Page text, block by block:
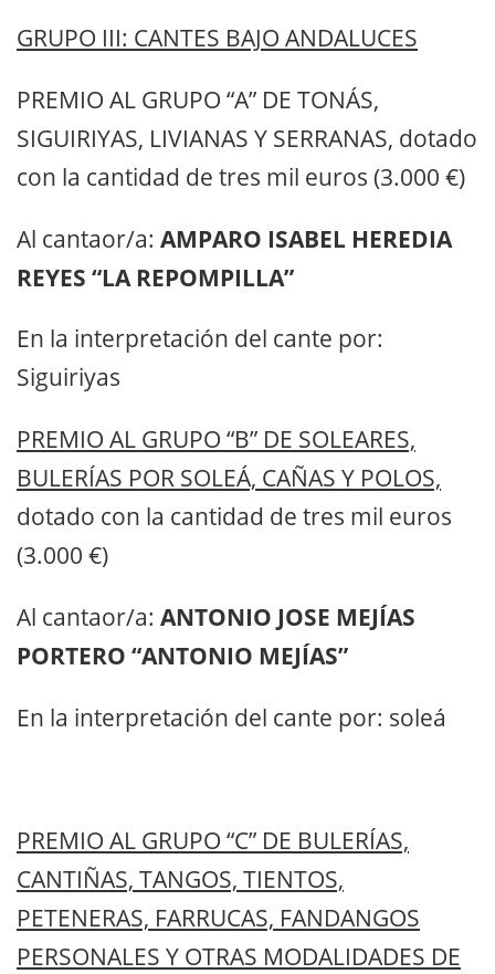
GRUPO III: CANTES BAJO ANDALUCES
PREMIO AL GRUPO “A” DE TONÁS,
SIGUIRIYAS, LIVIANAS Y SERRANAS, dotado
con la cantidad de tres mil euros (3.000 €)
Al cantaor/a: AMPARO ISABEL HEREDIA
REYES “LA REPOMPILLA”
En la interpretación del cante por:
Siguiriyas
PREMIO AL GRUPO “B” DE SOLEARES,
BULERÍAS POR SOLEÁ, CAÑAS Y POLOS,
dotado con la cantidad de tres mil euros
(3.000 €)
Al cantaor/a: ANTONIO JOSE MEJÍAS
PORTERO “ANTONIO MEJÍAS”
En la interpretación del cante por: soleá
PREMIO AL GRUPO “C” DE BULERÍAS,
CANTIÑAS, TANGOS, TIENTOS,
PETENERAS, FARRUCAS, FANDANGOS
PERSONALES Y OTRAS MODALIDADES DE